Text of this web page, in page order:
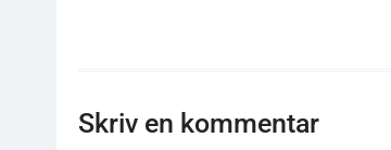
Skriv en kommentar